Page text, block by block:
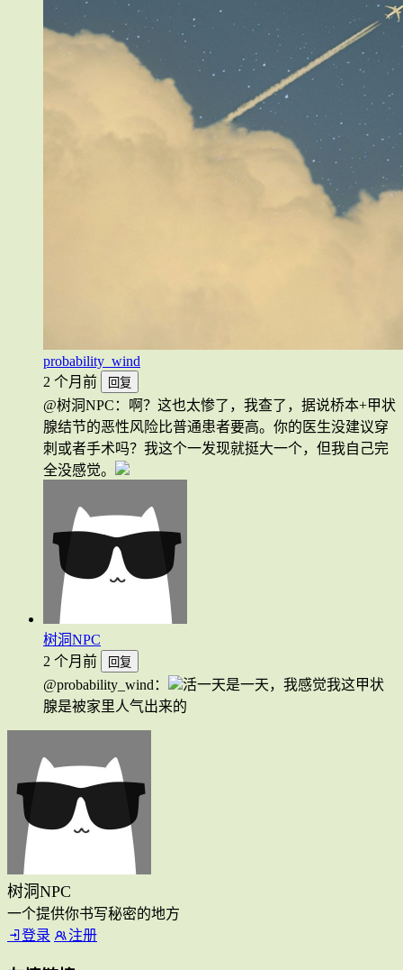
probability_wind
2 个月前
回复
@树洞NPC：啊？这也太惨了，我查了，据说桥本+甲状
腺结节的恶性风险比普通患者要高。你的医生没建议穿
刺或者手术吗？我这个一发现就挺大一个，但我自己完
全没感觉。
树洞NPC
2 个月前
回复
@probability_wind：
活一天是一天，我感觉我这甲状
腺是被家里人气出来的
树洞NPC
一个提供你书写秘密的地方
登录
注册